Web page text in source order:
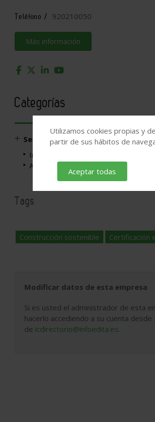
Teléfono / 920210050
Más información
Categorías
Servicios profesionales
Ingenieros
Arquitectos y estudios técnicos de
Tags
Construcción sostenible Certificación
Modificar datos de esta empresa
Si es usted el administrador de esta
hacerlo accediendo a su cuenta desde
de icdirectorio@infoedita.es.
Utilizamos cookies propias y
partir de sus hábitos de
Aceptar todas